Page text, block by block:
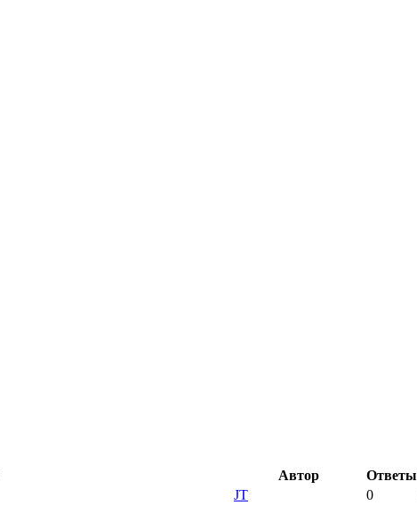
Автор Ответы
JT 0